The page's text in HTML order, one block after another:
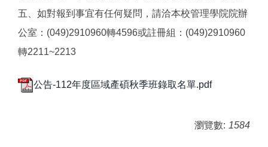
五、如對報到事宜有任何疑問，請洽本校管理學院院辦
公室：(049)2910960轉4596或註冊組：(049)2910960
轉2211~2213
公告-112年度區域產碩秋季班錄取名單.pdf
瀏覽數: 1584